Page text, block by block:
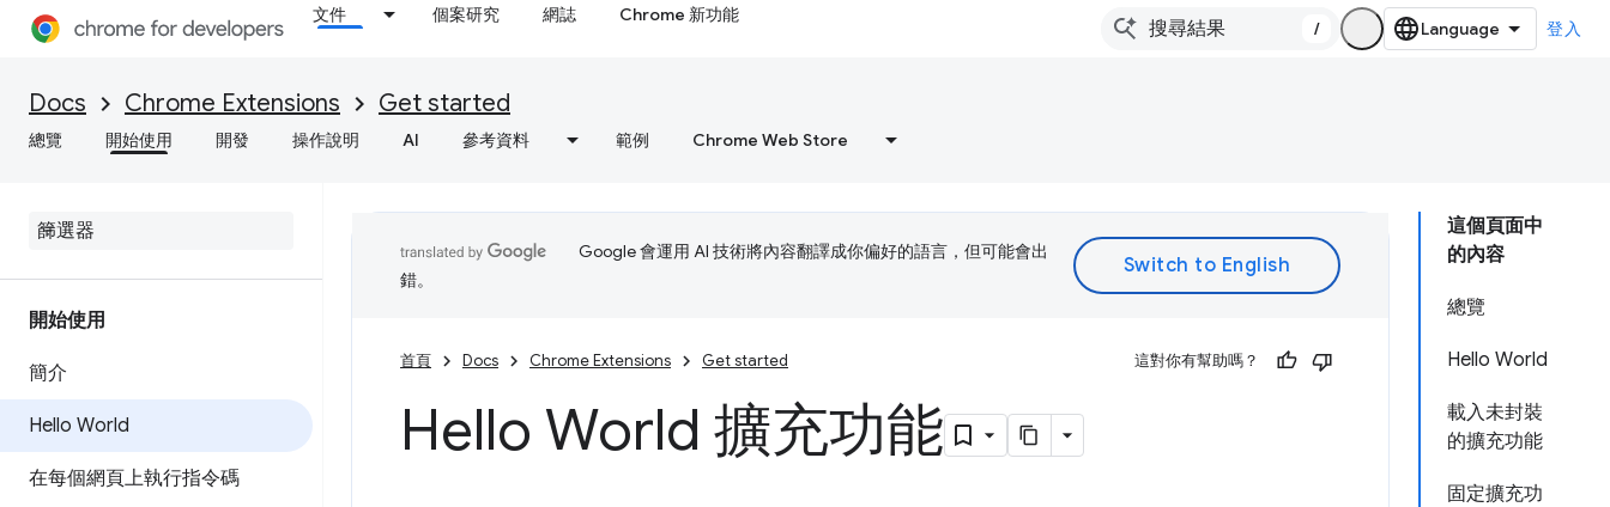
文件 個案研究 網誌 Chrome 新功能
/ 登入
Docs Chrome Extensions Get started
總覽 開始使用 開發 操作說明 AI 參考資料 範例 Chrome Web Store
開始使用
簡介
Hello World
在每個網頁上執行指令碼
這個頁面中
的內容
總覽
Hello World
載入未封裝
的擴充功能
固定擴充功
Google 會運用 AI 技術將內容翻譯成你偏好的語言，但可能會出
錯。
首頁 Docs Chrome Extensions Get started 這對你有幫助嗎？
Hello World 擴充功能